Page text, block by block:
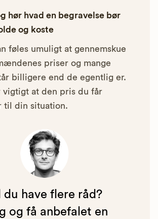
hør hvad en begravelse bør
og koste
føles umuligt at gennemskue
priser og mange
billigere end de egentlig er.
vigtigt at den pris du får
til din situation.
du have flere råd?
og få anbefalet en